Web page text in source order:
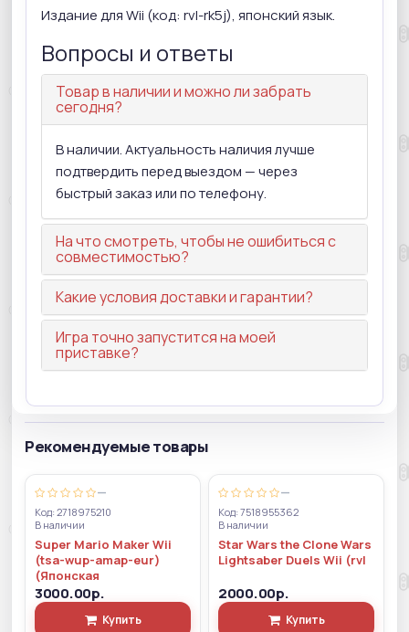
Издание для Wii (код: rvl-rk5j), японский язык.
Вопросы и ответы
Товар в наличии и можно ли забрать
сегодня?
В наличии. Актуальность наличия лучше
подтвердить перед выездом — через
быстрый заказ или по телефону.
На что смотреть, чтобы не ошибиться с
совместимостью?
Какие условия доставки и гарантии?
Игра точно запустится на моей
приставке?
Рекомендуемые товары
—
Код: 2718975210
В наличии
Super Mario Maker Wii
(tsa-wup-amap-eur)
(Японская
3000.00р.
Купить
—
Код: 7518955362
В наличии
Star Wars the Clone Wars
Lightsaber Duels Wii (rvl
2000.00р.
Купить